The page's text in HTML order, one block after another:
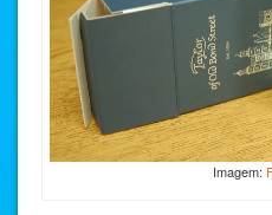
Imagem: